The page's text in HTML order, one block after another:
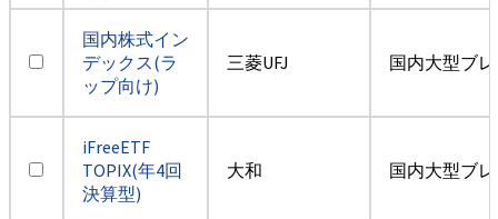
国内株式イン
デックス(ラ
ップ向け)
三菱UFJ 国内大型ブ
iFreeETF
TOPIX(年4回
決算型)
大和 国内大型ブ